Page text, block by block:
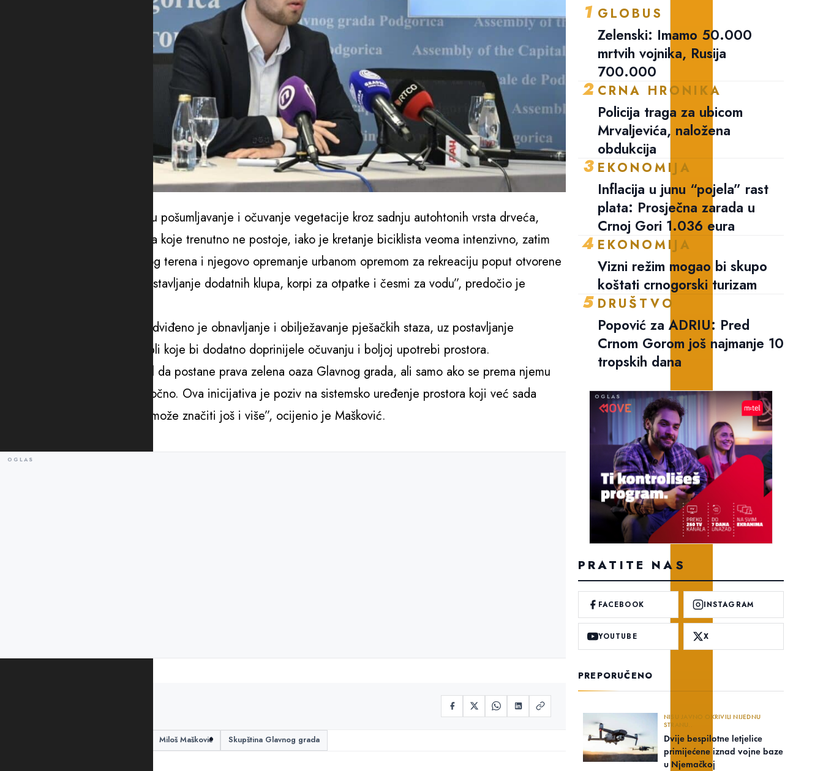
“Predložene mjere obuhvataju pošumljavanje i očuvanje vegetacije kroz sadnju autohtonih vrsta drveća,
označavanje biciklističkih traka koje trenutno ne postoje, iako je kretanje biciklista veoma intenzivno, zatim
uređenje postojećeg sportskog terena i njegovo opremanje urbanom opremom za rekreaciju poput otvorene
teretane i mobilijara, kao i postavljanje dodatnih klupa, korpi za otpatke i česmi za vodu”, predočio je
Prema njegovim riječima, predviđeno je obnavljanje i obilježavanje pješačkih staza, uz postavljanje
edukativnih i informativnih tabli koje bi dodatno doprinijele očuvanju i boljoj upotrebi prostora.
“Brdo Ljubović ima potencijal da postane prava zelena oaza Glavnog grada, ali samo ako se prema njemu
odnosimo odgovorno i dugoročno. Ova inicijativa je poziv na sistemsko uređenje prostora koji već sada
znači mnogo ljudima, ali koji može značiti još i više”, ocijenio je Mašković.
Miloš Mašković Skupština Glavnog grada
1 GLOBUS
Zelenski: Imamo 50.000
mrtvih vojnika, Rusija
700.000
2 CRNA HRONIKA
Policija traga za ubicom
Mrvaljevića, naložena
obdukcija
3 EKONOMIJA
Inflacija u junu “pojela” rast
plata: Prosječna zarada u
Crnoj Gori 1.036 eura
4 EKONOMIJA
Vizni režim mogao bi skupo
koštati crnogorski turizam
5 DRUŠTVO
Popović za ADRIU: Pred
Crnom Gorom još najmanje 10
tropskih dana
PRATITE NAS
FACEBOOK INSTAGRAM
YOUTUBE X
PREPORUČENO
NISU JAVNO OKRIVILI NIJEDNU
STRANU..
Dvije bespilotne letjelice
primijećene iznad vojne baze
u Njemačkoj